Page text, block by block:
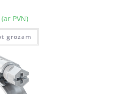
(ar PVN)
grozam